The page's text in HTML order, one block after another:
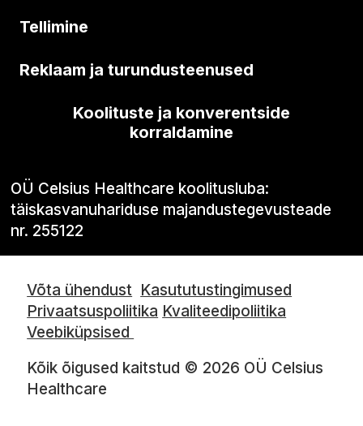
Tellimine
Reklaam ja turundusteenused
Koolituste ja konverentside
korraldamine
OÜ Celsius Healthcare koolitusluba:
täiskasvanuhariduse majandustegevusteade
nr. 255122
Võta ühendust Kasututustingimused
Privaatsuspoliitika Kvaliteedipoliitika
Veebiküpsised
Kõik õigused kaitstud © 2026 OÜ Celsius
Healthcare